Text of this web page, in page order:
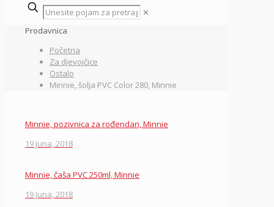
✕
Prodavnica
Početna
Za djevojčice
Ostalo
Minnie, šolja PVC Color 280, Minnie
Minnie, pozivnica za rođendan, Minnie
19 Juna, 2018
Minnie, čaša PVC 250ml, Minnie
19 Juna, 2018